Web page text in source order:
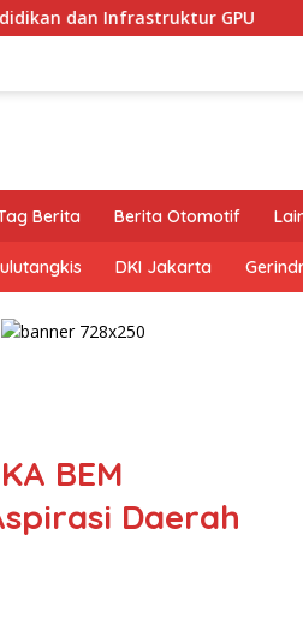
GPU Alumni FKG Unpad
Berita Berita Otomotif
DKI Jakarta
BEM
Daerah